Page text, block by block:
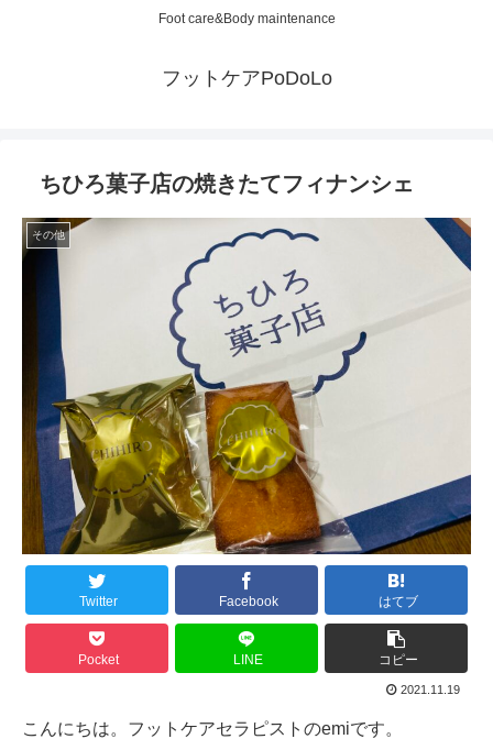
Foot care&Body maintenance
フットケアPoDoLo
ちひろ菓子店の焼きたてフィナンシェ
その他
Twitter Facebook はてブ
Pocket LINE コピー
2021.11.19
こんにちは。フットケアセラピストのemiです。